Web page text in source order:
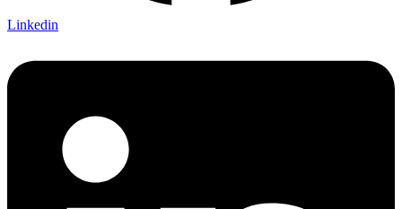
Linkedin